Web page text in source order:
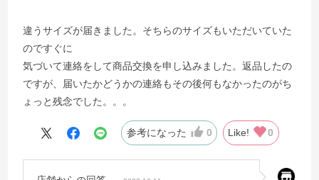
違うサイズが届きました。そちらのサイズもいただいていた
のですぐに
気づいて連絡をして商品交換を申し込みました。返品したの
ですが、届いたかどうかの連絡もその後何もなかったのがち
ょっと残念でした。。。
参考になった 0 Like! 0